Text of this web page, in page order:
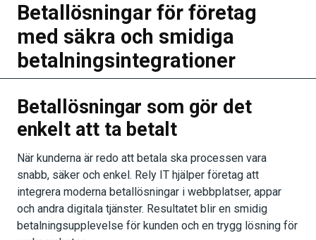
Betallösningar för företag
med säkra och smidiga
betalningsintegrationer
Betallösningar som gör det
enkelt att ta betalt
När kunderna är redo att betala ska processen vara
snabb, säker och enkel. Rely IT hjälper företag att
integrera moderna betallösningar i webbplatser, appar
och andra digitala tjänster. Resultatet blir en smidig
betalningsupplevelse för kunden och en trygg lösning för